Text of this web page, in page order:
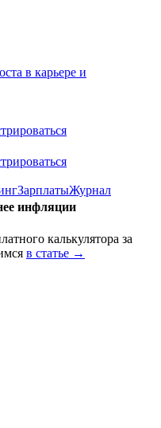
в карьере и
ЗарплатыЖурнал
инфляции
калькулятора за
в статье →